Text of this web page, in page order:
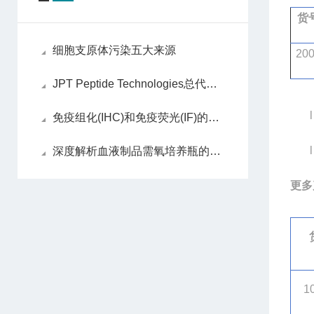
细胞支原体污染五大来源
JPT Peptide Technologies总代理：柏莱源（天津）生物科技有限公司
免疫组化(IHC)和免疫荧光(IF)的区别是什么？
深度解析血液制品需氧培养瓶的性能验证方法及其在无菌检测中的关键应用价值
货
更